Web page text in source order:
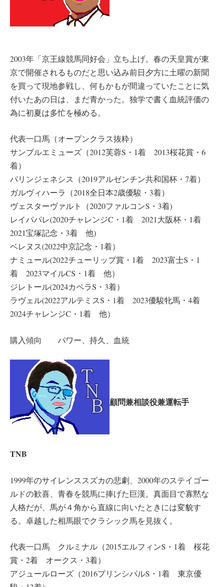
2003年「京王線競馬同好会」立ち上げ。春の天皇賞が東
京で開催されるものだと思い込み前日夕方に土曜の新聞
を買って現地参戦し、何もかもが間違っていたことに気
付いたあの日は、まだ青かった。独学で書く血統評価の
為に初夏は多忙を極める。
代表一口馬（オープンクラス抜粋）
サンブルエミューズ（2012芙蓉S・1着 2013桜花賞・6
着）
パリンジェネシス（2019アルゼンチン共和国杯・7着）
ガルヴィハーラ（2018全日本2歳優駿・3着）
ヴェスターヴァルト（2020ファルコンS・3着)
レイパパレ(2020チャレンジC・1着 2021大阪杯・1着
2021宝塚記念・3着 他)
ベレヌス(2022中京記念・1着）
ナミュール(2022チューリップ賞・1着 2023富士S・1
着 2023マイルCS・1着 他）
ジレトール(2024カペラS・3着）
ラヴェル(2022アルテミスS・1着 2023優駿牝馬・4着
2024チャレンジC・1着 他）
購入傾向 パワー、持久、血統
顧問兼相談役兼運転手
TNB
1999年のサイレンススズカの悲劇、2000年のステイゴー
ルドの歓喜、青春を競馬に捧げた巨漢。真面目で寡黙な
人格だが、馬が４角から直線に向いたときには変貌す
る。卓越した相馬眼でクラシック馬を見抜く。
代表一口馬 クルミナル（2015エルフィンS・1着 桜花
賞・2着 オークス・3着）
アジュールローズ（2016プリンシパルS・1着 東京優